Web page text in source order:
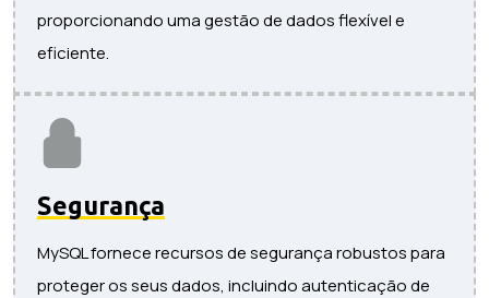
proporcionando uma gestão de dados flexível e
eficiente.
Segurança
MySQL fornece recursos de segurança robustos para
proteger os seus dados, incluindo autenticação de